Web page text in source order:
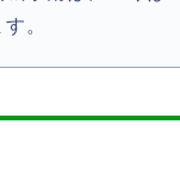
。